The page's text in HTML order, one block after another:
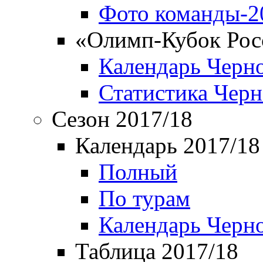
Фото команды-
«Олимп-Кубок
Календарь
Статистика
Сезон 2017/18
Календарь 2017/18
Полный
По турам
Календарь
Таблица 2017/18